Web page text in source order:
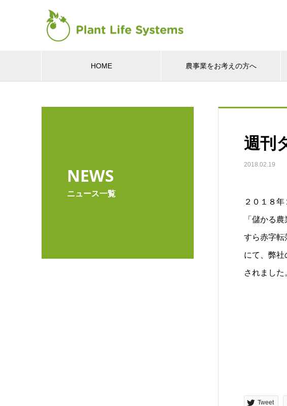
HOME 農事業をお考えの方へ
NEWS
ニュース一覧
週刊
2018.02.19
２０１８
「儲かる
すら赤字
にて、弊社
されました
Tweet